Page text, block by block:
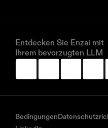
Entdecken Sie Enzai mit
Ihrem bevorzugten LLM
Bedingungen